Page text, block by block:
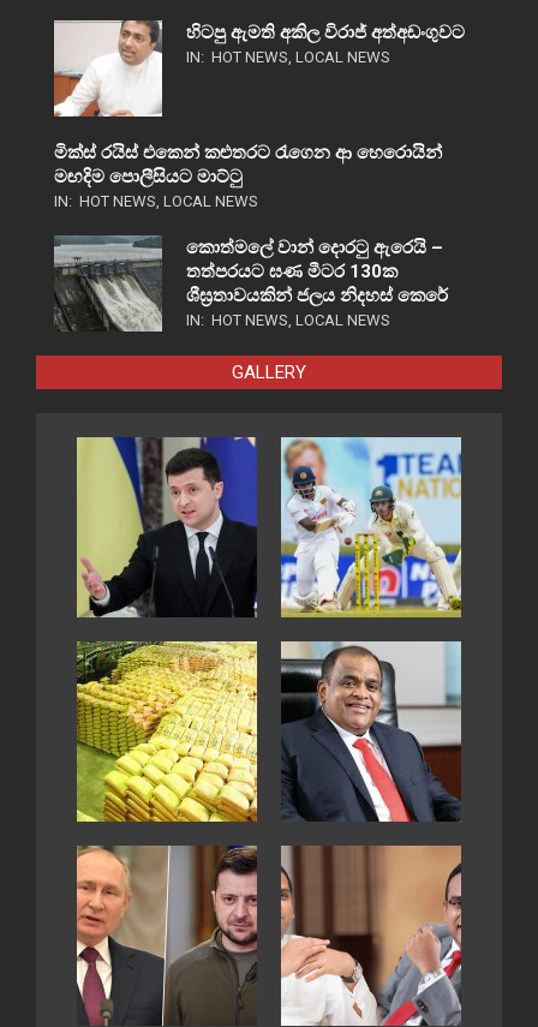
හිටපු ඇමති අකිල විරාජ් අත්අඩංගුවට
IN: HOT NEWS, LOCAL NEWS
මික්ස් රයිස් එකෙන් කළුතරට රැගෙන ආ හෙරොයින්
මඟදිම පොලීසියට මාට්ටු
IN: HOT NEWS, LOCAL NEWS
කොත්මලේ වාන් දොරටු ඇරෙයි –
තත්පරයට ඝණ මීටර 130ක
ශීඝ්‍රතාවයකින් ජලය නිදහස් කෙරේ
IN: HOT NEWS, LOCAL NEWS
GALLERY